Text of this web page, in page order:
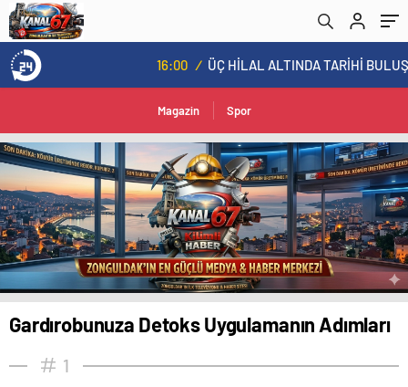
ÜÇ HİLAL ALTINDA TARİHİ BULUŞMA! SEKİZ İL BAŞKANI BİR ARADA
Magazin Spor
Gardırobunuza Detoks Uygulamanın Adımları
1